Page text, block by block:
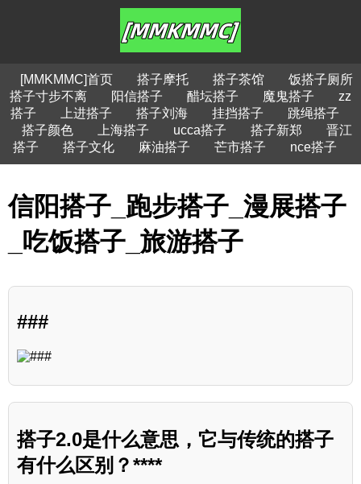
[MMKMMC]首页 搭子摩托 搭子茶馆
饭搭子厕所
搭子寸步不离
阳信搭子 醋坛搭子 魔鬼搭子
zz
搭子
上进搭子 搭子刘海 挂挡搭子
跳绳搭子
搭子颜色
上海搭子 ucca搭子 搭子新郑
晋江
搭子
搭子文化 麻油搭子 芒市搭子 nce搭子
信阳搭子_跑步搭子_漫展搭子
_吃饭搭子_旅游搭子
###
搭子2.0是什么意思，它与传统的搭子
有什么区别？****